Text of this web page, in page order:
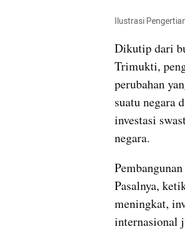
Ilustrasi
Dikutip dari
Trimukti,
perubahan
suatu negara
investasi
negara.
Pasalnya,
meningkat,
internasional